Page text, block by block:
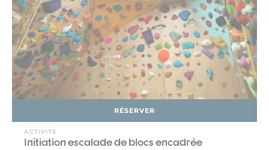
RÉSERVER
ACTIVITE
Initiation escalade de blocs encadrée